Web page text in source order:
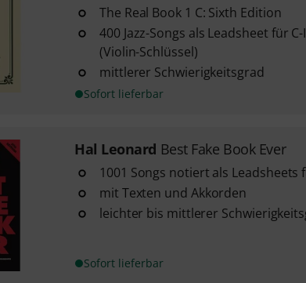
The Real Book 1 C: Sixth Edition
400 Jazz-Songs als Leadsheet für
(Violin-Schlüssel)
mittlerer Schwierigkeitsgrad
Sofort lieferbar
Hal Leonard Best Fake Book Ever
1001 Songs notiert als
mit Texten und Akkorden
leichter bis mittlerer
Sofort lieferbar